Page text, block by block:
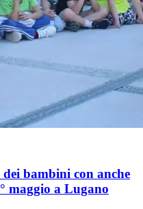
bambini con anche
maggio a Lugano